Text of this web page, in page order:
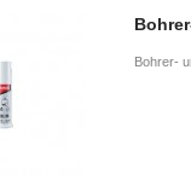
Bohrer-